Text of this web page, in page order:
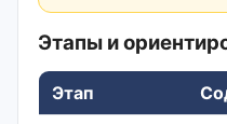
Этапы и
Этап